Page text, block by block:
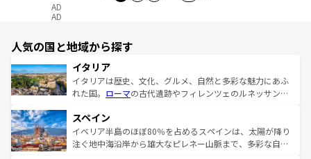
AD
AD
人気の国と地域から探す
イタリア
イタリアは歴史、文化、グルメ、自然と多彩な魅力にあふ
れた国。 ローマの古代遺跡やフィレンツェのルネッサンス
ろん、トスカーナの美しい田園風景やアマルフィ海岸の絶
景など、自然景観も見逃せない。観光の合間には、本場の
ピザやパスタなど、絶品のイタリア料理を堪能することも
スペイン
イベリア半島のほぼ80％を占めるスペインは、太陽が降り
注ぐ地中海沿岸から雄大なピレネー山脈まで、多彩な自然